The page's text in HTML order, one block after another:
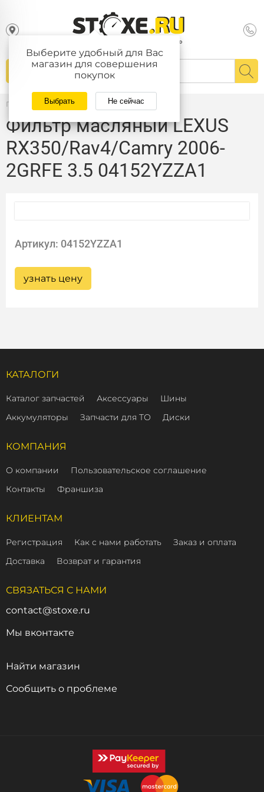
Выберите удобный для Вас
магазин для совершения
покупок
Выбрать Не сейчас
Главная / Каталог
Фильтр масляный LEXUS
RX350/Rav4/Camry 2006-
2GRFE 3.5 04152YZZA1
Артикул: 04152YZZA1
узнать цену
КАТАЛОГИ
Каталог запчастей Аксессуары
Шины
Аккумуляторы
Запчасти для ТО Диски
КОМПАНИЯ
О компании
Пользовательское соглашение
Контакты
Франшиза
КЛИЕНТАМ
Регистрация Как с нами работать
Заказ и оплата
Доставка
Возврат и гарантия
СВЯЗАТЬСЯ С НАМИ
contact@stoxe.ru
Мы вконтакте
Найти магазин
Сообщить о проблеме